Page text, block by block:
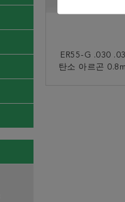
ER55-G .030
탄소 아르곤